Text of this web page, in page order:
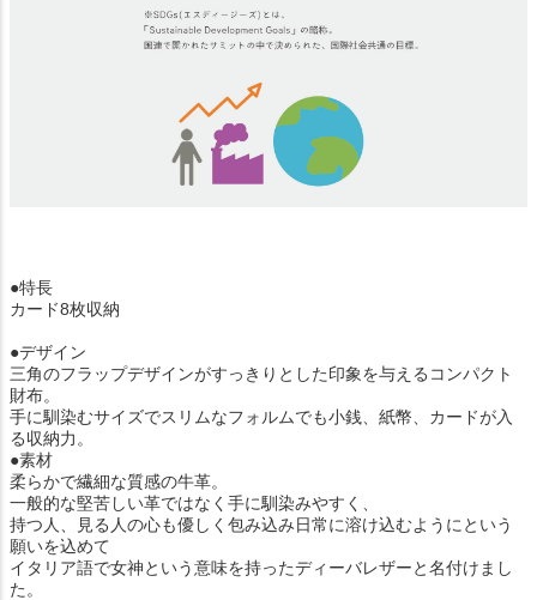
●特長
カード8枚収納
●デザイン
三角のフラップデザインがすっきりとした印象を与えるコンパクト
財布。
手に馴染むサイズでスリムなフォルムでも小銭、紙幣、カードが入
る収納力。
●素材
柔らかで繊細な質感の牛革。
一般的な堅苦しい革ではなく手に馴染みやすく、
持つ人、見る人の心も優しく包み込み日常に溶け込むようにという
願いを込めて
イタリア語で女神という意味を持ったディーバレザーと名付けまし
た。